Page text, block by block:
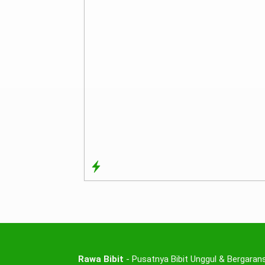
Rawa Bibit - Pusatnya Bibit Unggul &